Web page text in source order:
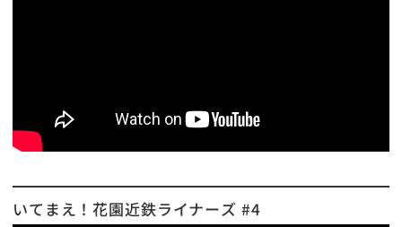
いてまえ！花園近鉄ライナーズ #4